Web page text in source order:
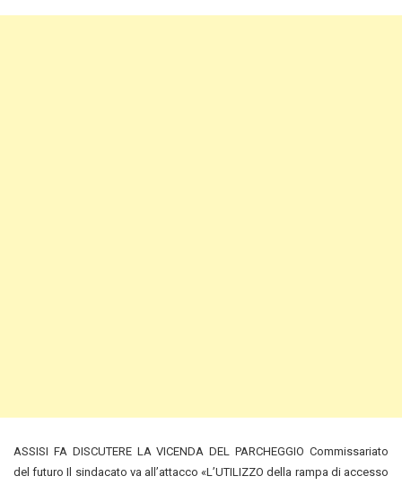
ASSISI FA DISCUTERE LA VICENDA DEL PARCHEGGIO Commissariato
del futuro Il sindacato va all’attacco «L’UTILIZZO della rampa di accesso